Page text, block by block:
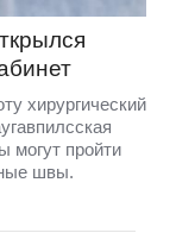
хирургический
могут пройти
швы.